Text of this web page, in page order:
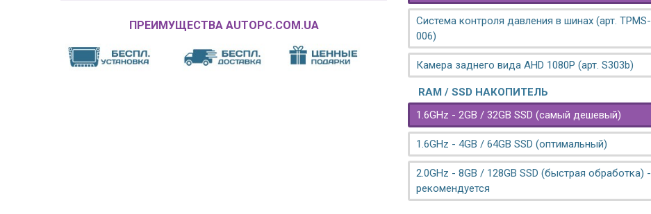
ПРЕИМУЩЕСТВА AUTOPC.COM.UA
Система контроля давления в шинах (арт. TPMS-
006)
Камера заднего вида AHD 1080P (арт. S303b)
RAM / SSD НАКОПИТЕЛЬ
1.6GHz - 2GB / 32GB SSD (самый дешевый)
1.6GHz - 4GB / 64GB SSD (оптимальный)
2.0GHz - 8GB / 128GB SSD (быстрая обработка) -
рекомендуется